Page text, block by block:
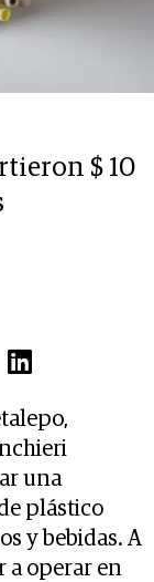
$ 10
una
plástico
y bebidas. A
a operar en